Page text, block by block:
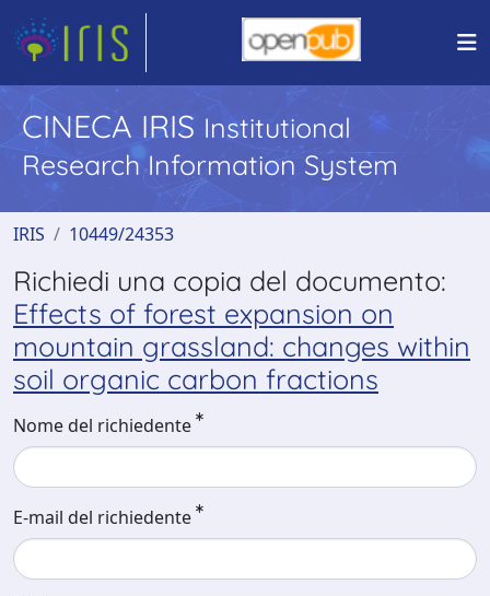
CINECA IRIS Institutional
Research Information System
IRIS 10449/24353
Richiedi una copia del documento:
Effects of forest expansion on
mountain grassland: changes within
soil organic carbon fractions
Nome del richiedente
E-mail del richiedente